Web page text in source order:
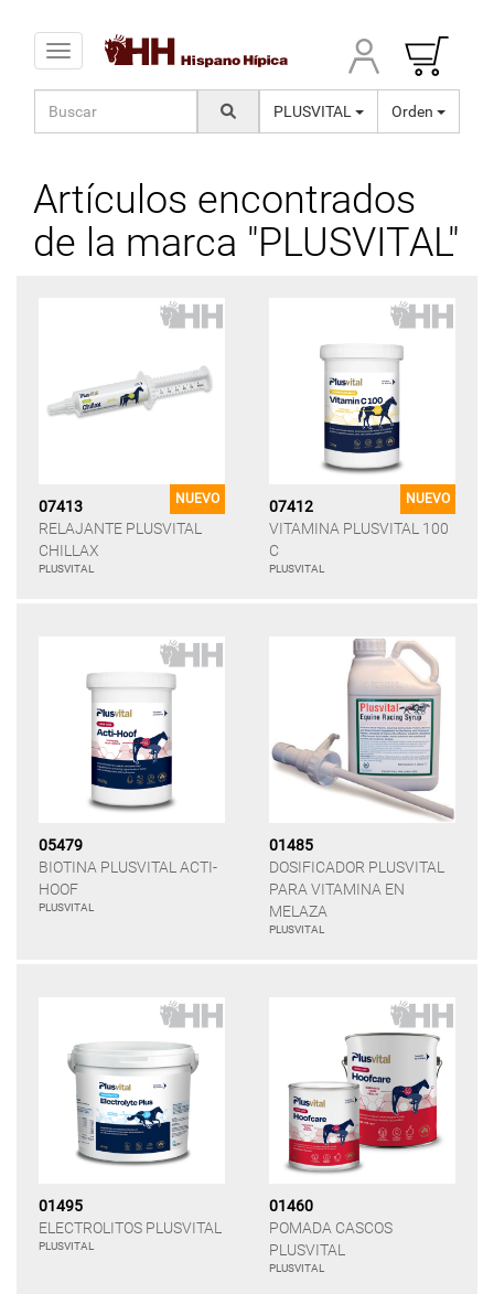
Toggle navigation
PLUSVITAL Orden
Artículos encontrados
de la marca "PLUSVITAL"
07413 NUEVO
RELAJANTE PLUSVITAL
CHILLAX
PLUSVITAL
07412 NUEVO
VITAMINA PLUSVITAL 100
C
PLUSVITAL
05479
BIOTINA PLUSVITAL ACTI-
HOOF
PLUSVITAL
01485
DOSIFICADOR PLUSVITAL
PARA VITAMINA EN
MELAZA
PLUSVITAL
01495
ELECTROLITOS PLUSVITAL
PLUSVITAL
01460
POMADA CASCOS
PLUSVITAL
PLUSVITAL